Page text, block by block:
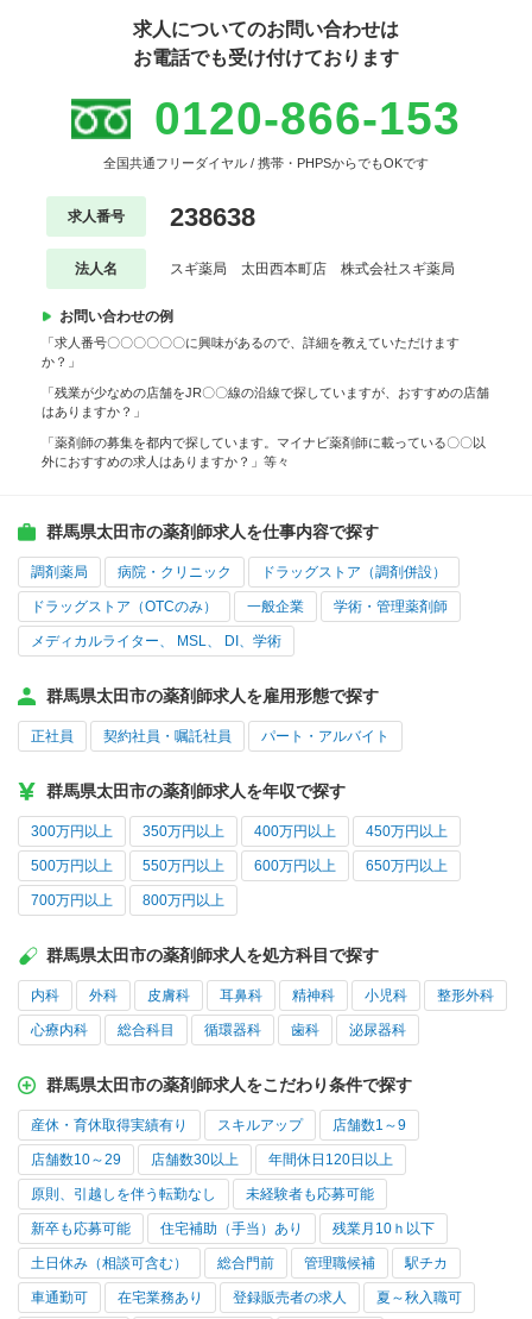
求人についてのお問い合わせは
お電話でも受け付けております
0120-866-153
全国共通フリーダイヤル / 携帯・PHPSからでもOKです
求人番号 238638
法人名 スギ薬局 太田西本町店 株式会社スギ薬局
お問い合わせの例
「求人番号〇〇〇〇〇〇に興味があるので、詳細を教えていただけます
か？」
「残業が少なめの店舗をJR〇〇線の沿線で探していますが、おすすめの店舗
はありますか？」
「薬剤師の募集を都内で探しています。マイナビ薬剤師に載っている〇〇以
外におすすめの求人はありますか？」等々
群馬県太田市の薬剤師求人を仕事内容で探す
調剤薬局 病院・クリニック ドラッグストア（調剤併設）
ドラッグストア（OTCのみ） 一般企業 学術・管理薬剤師
メディカルライター、 MSL、 DI、学術
群馬県太田市の薬剤師求人を雇用形態で探す
正社員 契約社員・嘱託社員 パート・アルバイト
群馬県太田市の薬剤師求人を年収で探す
300万円以上 350万円以上 400万円以上 450万円以上
500万円以上 550万円以上 600万円以上 650万円以上
700万円以上 800万円以上
群馬県太田市の薬剤師求人を処方科目で探す
内科 外科 皮膚科 耳鼻科 精神科 小児科 整形外科
心療内科 総合科目 循環器科 歯科 泌尿器科
群馬県太田市の薬剤師求人をこだわり条件で探す
産休・育休取得実績有り スキルアップ 店舗数1～9
店舗数10～29 店舗数30以上 年間休日120日以上
原則、引越しを伴う転勤なし 未経験者も応募可能
新卒も応募可能 住宅補助（手当）あり 残業月10ｈ以下
土日休み（相談可含む） 総合門前 管理職候補 駅チカ
車通勤可 在宅業務あり 登録販売者の求人 夏～秋入職可